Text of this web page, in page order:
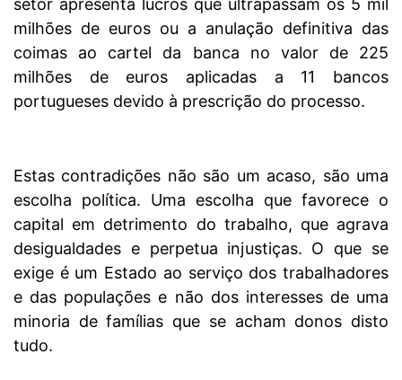
setor apresenta lucros que ultrapassam os 5 mil
milhões de euros ou a anulação definitiva das
coimas ao cartel da banca no valor de 225
milhões de euros aplicadas a 11 bancos
portugueses devido à prescrição do processo.
Estas contradições não são um acaso, são uma
escolha política. Uma escolha que favorece o
capital em detrimento do trabalho, que agrava
desigualdades e perpetua injustiças. O que se
exige é um Estado ao serviço dos trabalhadores
e das populações e não dos interesses de uma
minoria de famílias que se acham donos disto
tudo.